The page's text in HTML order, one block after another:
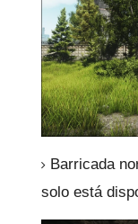
Barricada
solo está